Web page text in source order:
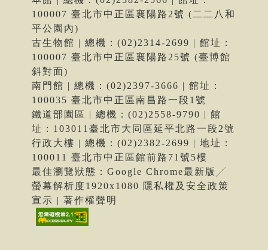
100007 臺北市中正區襄陽路2號 (二二八和
平公園內)
古生物館 | 總機：(02)2314-2699 | 館址：
100007 臺北市中正區襄陽路25號 (臺博館
斜對面)
南門館 | 總機：(02)2397-3666 | 館址：
100035 臺北市中正區南昌路一段1號
鐵道部園區 | 總機：(02)2558-9790 | 館
址：103011臺北市大同區延平北路一段2號
行政大樓 | 總機：(02)2382-2699 | 地址：
100011 臺北市中正區館前路71號5樓
最佳瀏覽狀態：Google Chrome最新版╱
螢幕解析度1920x1080 隱私權及安全政策
宣示 | 著作權聲明